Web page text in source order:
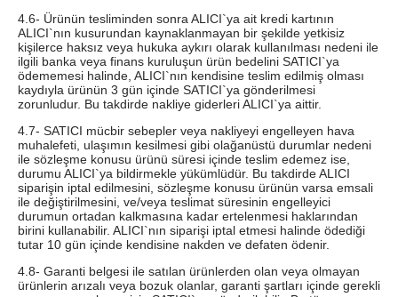
4.6- Ürünün tesliminden sonra ALICI`ya ait kredi kartının
ALICI`nın kusurundan kaynaklanmayan bir şekilde yetkisiz
kişilerce haksız veya hukuka aykırı olarak kullanılması nedeni ile
ilgili banka veya finans kuruluşun ürün bedelini SATICI`ya
ödememesi halinde, ALICI`nın kendisine teslim edilmiş olması
kaydıyla ürünün 3 gün içinde SATICI`ya gönderilmesi
zorunludur. Bu takdirde nakliye giderleri ALICI`ya aittir.
4.7- SATICI mücbir sebepler veya nakliyeyi engelleyen hava
muhalefeti, ulaşımın kesilmesi gibi olağanüstü durumlar nedeni
ile sözleşme konusu ürünü süresi içinde teslim edemez ise,
durumu ALICI`ya bildirmekle yükümlüdür. Bu takdirde ALICI
siparişin iptal edilmesini, sözleşme konusu ürünün varsa emsali
ile değiştirilmesini, ve/veya teslimat süresinin engelleyici
durumun ortadan kalkmasına kadar ertelenmesi haklarından
birini kullanabilir. ALICI`nın siparişi iptal etmesi halinde ödediği
tutar 10 gün içinde kendisine nakden ve defaten ödenir.
4.8- Garanti belgesi ile satılan ürünlerden olan veya olmayan
ürünlerin arızalı veya bozuk olanlar, garanti şartları içinde gerekli